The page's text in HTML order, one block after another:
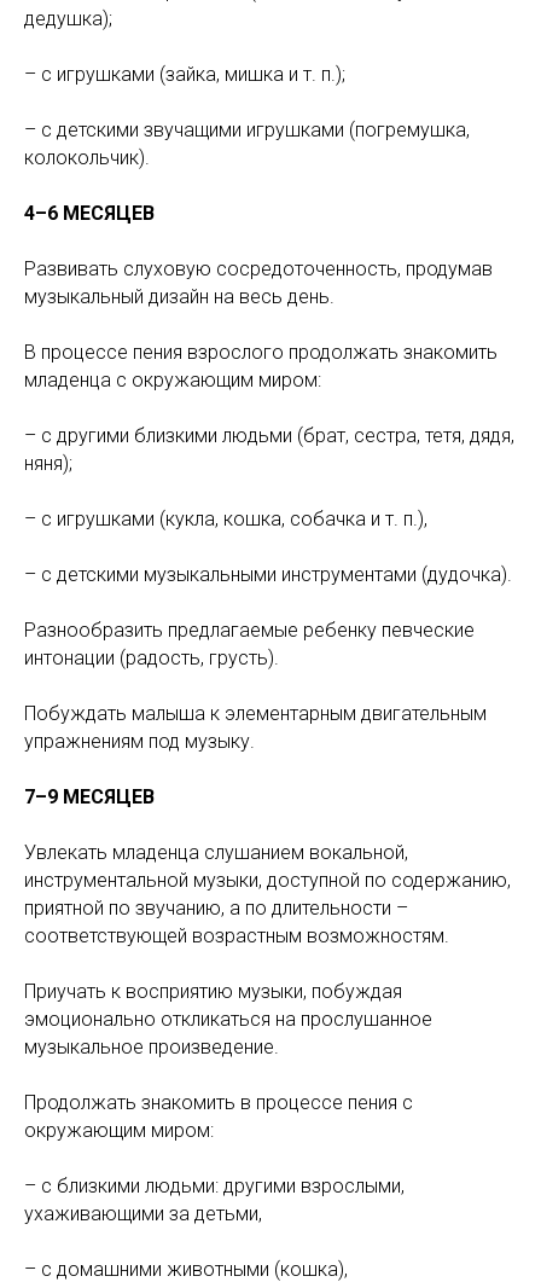
дедушка);
– с игрушками (зайка, мишка и т. п.);
– с детскими звучащими игрушками (погремушка,
колокольчик).
4–6 МЕСЯЦЕВ
Развивать слуховую сосредоточенность, продумав
музыкальный дизайн на весь день.
В процессе пения взрослого продолжать знакомить
младенца с окружающим миром:
– с другими близкими людьми (брат, сестра, тетя, дядя,
няня);
– с игрушками (кукла, кошка, собачка и т. п.),
– с детскими музыкальными инструментами (дудочка).
Разнообразить предлагаемые ребенку певческие
интонации (радость, грусть).
Побуждать малыша к элементарным двигательным
упражнениям под музыку.
7–9 МЕСЯЦЕВ
Увлекать младенца слушанием вокальной,
инструментальной музыки, доступной по содержанию,
приятной по звучанию, а по длительности –
соответствующей возрастным возможностям.
Приучать к восприятию музыки, побуждая
эмоционально откликаться на прослушанное
музыкальное произведение.
Продолжать знакомить в процессе пения с
окружающим миром:
– с близкими людьми: другими взрослыми,
ухаживающими за детьми,
– с домашними животными (кошка),